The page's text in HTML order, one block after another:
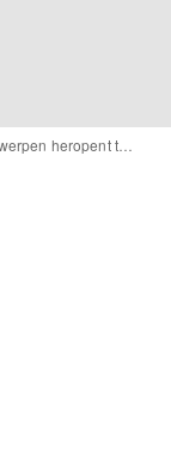
De Kringwinkel Antwerpen heropent tweedehands pop-up The Empty Shop